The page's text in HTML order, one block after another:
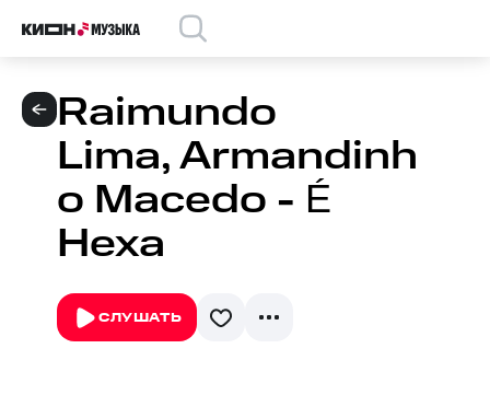
Raimundo
Lima, Armandinh
o Macedo - É
Hexa
СЛУШАТЬ